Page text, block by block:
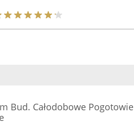
Bud. Całodobowe Pogotowie